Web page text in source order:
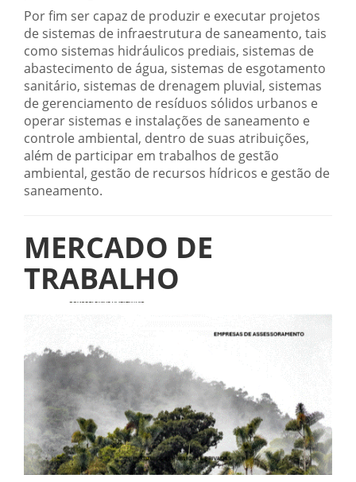
Por fim ser capaz de produzir e executar projetos
de sistemas de infraestrutura de saneamento, tais
como sistemas hidráulicos prediais, sistemas de
abastecimento de água, sistemas de esgotamento
sanitário, sistemas de drenagem pluvial, sistemas
de gerenciamento de resíduos sólidos urbanos e
operar sistemas e instalações de saneamento e
controle ambiental, dentro de suas atribuições,
além de participar em trabalhos de gestão
ambiental, gestão de recursos hídricos e gestão de
saneamento.
MERCADO DE
TRABALHO